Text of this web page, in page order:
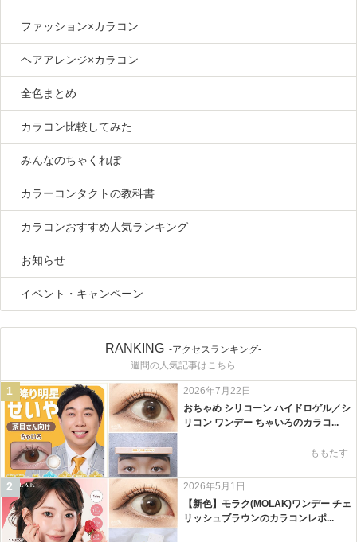
ファッション×カラコン
ヘアアレンジ×カラコン
全色まとめ
カラコン比較してみた
みんなのちゃくれぽ
カラーコンタクトの教科書
カラコンおすすめ人気ランキング
お知らせ
イベント・キャンペーン
RANKING -アクセスランキング-
週間の人気記事はこちら
1
2026年7月22日
おちゃめ シリコーン ハイドロゲル／シ
リコン ワンデー ちゃいろのカラコ...
ももたす
2
2026年5月1日
【新色】モラク(MOLAK)ワンデー チェ
リッシュブラウンのカラコンレポ...